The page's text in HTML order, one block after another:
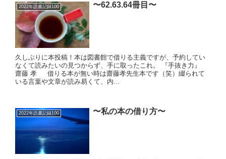
2022年読書記録100 〜62.63.64冊目〜
久しぶりに本投稿！本は図書館で借りる主義ですが、予約してい
なくて読みたいの見つからず、手に取ったこれ。 『手抜き力』
齋藤 孝 借りる本が無い時は齋藤孝先生本です（笑）綴られて
いる言葉や文章が読み易くて、内...
2022年読書記録100 〜私の本の借り方〜